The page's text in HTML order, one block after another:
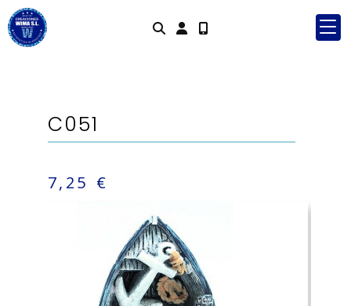
Identifícat
C051
7,25 €